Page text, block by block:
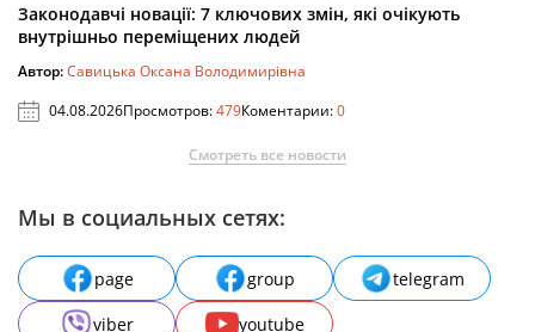
Законодавчі новації: 7 ключових змін, які очікують
внутрішньо переміщених людей
Автор:Савицька Оксана Володимирівна
04.08.2026Просмотров:479Коментарии:0
Смотреть все новости
Мы в социальных сетях:
page group
telegram
viber
youtube